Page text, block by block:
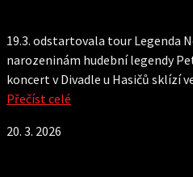
19.3. odstartovala tour Legenda
narozeninám hudební legendy
koncert v Divadle u Hasičů sklízí
Přečíst celé
20. 3. 2026